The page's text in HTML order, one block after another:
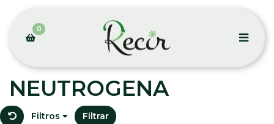
0
NEUTROGENA
Filtros
Filtrar